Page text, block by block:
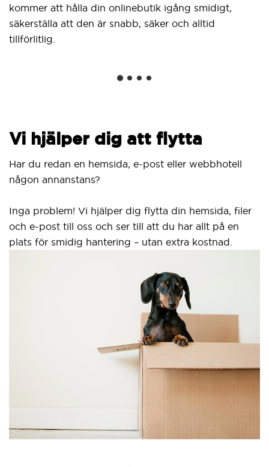
kommer att hålla din onlinebutik igång smidigt,
säkerställa att den är snabb, säker och alltid
tillförlitlig.
Vi hjälper dig att flytta
Har du redan en hemsida, e-post eller webbhotell
någon annanstans?
Inga problem! Vi hjälper dig flytta din hemsida, filer
och e-post till oss och ser till att du har allt på en
plats för smidig hantering – utan extra kostnad.